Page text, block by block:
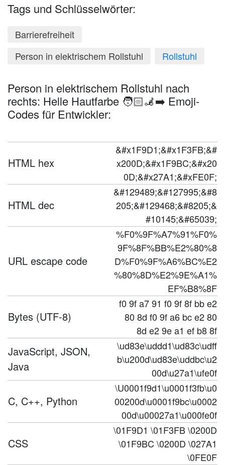
Tags und Schlüsselwörter:
Barrierefreiheit
Person in elektrischem Rollstuhl
Rollstuhl
Person in elektrischem Rollstuhl nach
rechts: Helle Hautfarbe 🧑🏻‍🦼‍➡️ Emoji-
Codes für Entwickler:
HTML hex
&#x1F9D1;&#x1F3FB;&#
x200D;&#x1F9BC;&#x20
0D;&#x27A1;&#xFE0F;
HTML dec
&#129489;&#127995;&#8
205;&#129468;&#8205;&
#10145;&#65039;
URL escape code
%F0%9F%A7%91%F0%
9F%8F%BB%E2%80%8
D%F0%9F%A6%BC%E2
%80%8D%E2%9E%A1%
EF%B8%8F
Bytes (UTF-8)
f0 9f a7 91 f0 9f 8f bb e2
80 8d f0 9f a6 bc e2 80
8d e2 9e a1 ef b8 8f
JavaScript, JSON,
Java
\ud83e\uddd1\ud83c\udff
b\u200d\ud83e\uddbc\u2
00d\u27a1\ufe0f
C, C++, Python
\U0001f9d1\u0001f3fb\u0
00200d\u0001f9bc\u0002
00d\u00027a1\u000fe0f
CSS
\01F9D1 \01F3FB \0200D
\01F9BC \0200D \027A1
\0FE0F